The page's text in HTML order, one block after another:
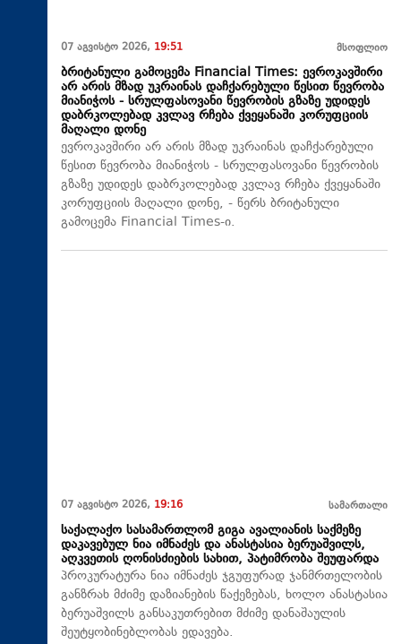
07 აგვისტო 2026, 19:51 მსოფლიო
ბრიტანული გამოცემა Financial Times: ევროკავშირი
არ არის მზად უკრაინას დაჩქარებული წესით წევრობა
მიანიჭოს - სრულფასოვანი წევრობის გზაზე უდიდეს
დაბრკოლებად კვლავ რჩება ქვეყანაში კორუფციის
მაღალი დონე
ევროკავშირი არ არის მზად უკრაინას დაჩქარებული
წესით წევრობა მიანიჭოს - სრულფასოვანი წევრობის
გზაზე უდიდეს დაბრკოლებად კვლავ რჩება ქვეყანაში
კორუფციის მაღალი დონე, - წერს ბრიტანული
გამოცემა Financial Times-ი.
07 აგვისტო 2026, 19:16 სამართალი
საქალაქო სასამართლომ გიგა ავალიანის საქმეზე
დაკავებულ ნია იმნაძეს და ანასტასია ბერუაშვილს,
აღკვეთის ღონისძიების სახით, პატიმრობა შეუფარდა
პროკურატურა ნია იმნაძეს ჯგუფურად ჯანმრთელობის
განზრახ მძიმე დაზიანების წაქეზებას, ხოლო ანასტასია
ბერუაშვილს განსაკუთრებით მძიმე დანაშაულის
შეუტყობინებლობას ედავება.